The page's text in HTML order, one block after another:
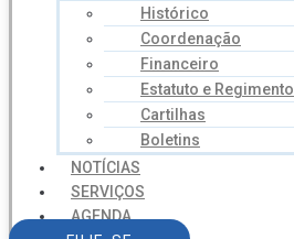
Histórico
Coordenação
Financeiro
Estatuto e Regimento
Cartilhas
Boletins
NOTÍCIAS
SERVIÇOS
AGENDA